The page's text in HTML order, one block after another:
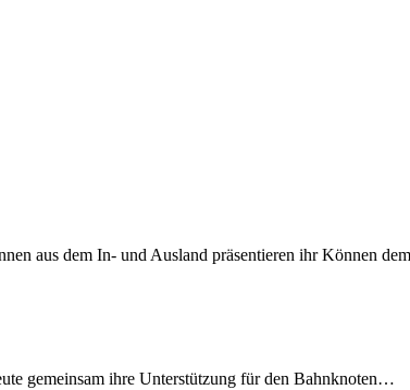
aus dem In- und Ausland präsentieren ihr Können
gemeinsam ihre Unterstützung für den Bahnknoten…